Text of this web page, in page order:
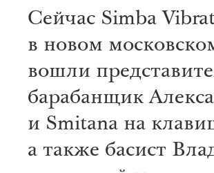
Сейчас Simba
в новом
вошли
барабанщик
и Smitana на
а также басист